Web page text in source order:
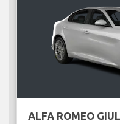
ALFA ROMEO